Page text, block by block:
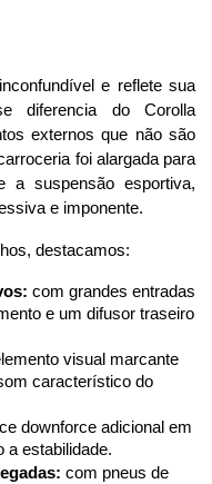
e reflete sua
diferencia do Corolla
externos que não são
foi alargada para
a suspensão esportiva,
e imponente.
destacamos:
com grandes entradas
e um difusor traseiro
visual marcante
característico do
downforce adicional em
a estabilidade.
com pneus de